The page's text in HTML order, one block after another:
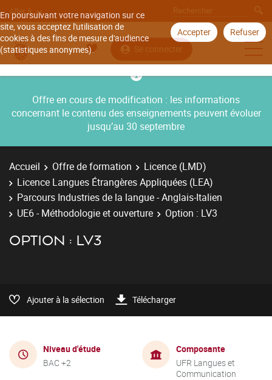
En poursuivant votre navigation sur ce
site, vous acceptez l'utilisation de
cookies à des fins de mesure d'audience
(statistiques anonymes).
Accepter Refuser
Aller à
Se connecter
Offre en cours de modification : les informations
concernant le contenu des enseignements peuvent évoluer
jusqu’au 30 septembre
Accueil Offre de formation
Licence (LMD)
Licence Langues Étrangères Appliquées (LEA)
Parcours Industries de la langue - Anglais-Italien
UE6 - Méthodologie et ouverture
Option : LV3
OPTION : LV3
Ajouter à la sélection Télécharger
Niveau d'étude
BAC +2
Composante
UFR Langues et
Communication